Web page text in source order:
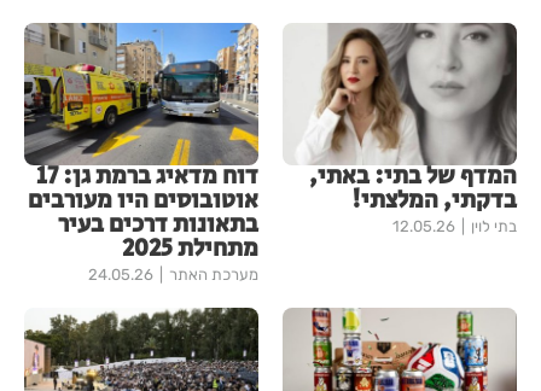
המדף של בתי: באתי,
בדקתי, המלצתי!
בתי לוין 12.05.26
דוח מדאיג ברמת גן: 17
אוטובוסים היו מעורבים
בתאונות דרכים בעיר
מתחילת 2025
מערכת האתר 24.05.26